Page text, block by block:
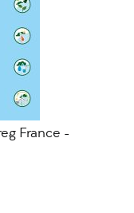
France -